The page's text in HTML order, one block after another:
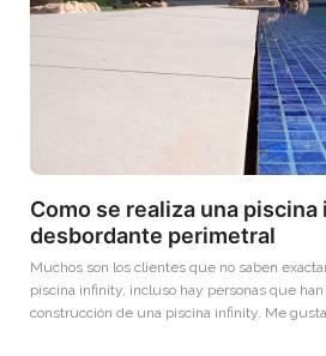
Como se realiza una
desbordante perimetral
Muchos son los clientes que no saben
piscina infinity, incluso hay personas que
construcción de una piscina infinity. Me